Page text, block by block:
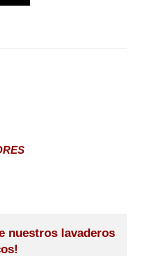
nuestros lavaderos